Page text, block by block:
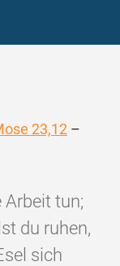
23,12 –
Arbeit tun;
du ruhen,
sich